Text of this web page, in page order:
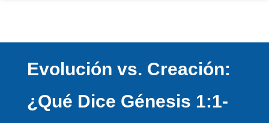
Evolución vs. Creación:
¿Qué Dice Génesis 1:1-